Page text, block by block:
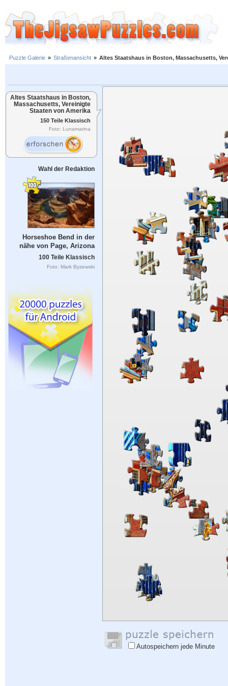
Puzzle Galerie » Straßenansicht » Altes Staatshaus in Boston, Massachusetts,
Altes Staatshaus in Boston,
Massachusetts, Vereinigte
Staaten von Amerika
150 Teile Klassisch
Foto: Lunamarina
Wahl der Redaktion
Horseshoe Bend in der
nähe von Page, Arizona
100 Teile Klassisch
Foto: Mark Byzewski
Autospeichern jede Minute